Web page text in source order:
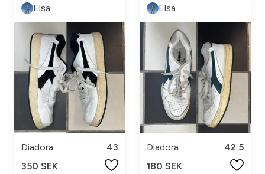
Elsa
Diadora
43
350 SEK
Elsa
Diadora
42.5
180 SEK